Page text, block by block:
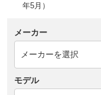
年5月）
メーカー
モデル